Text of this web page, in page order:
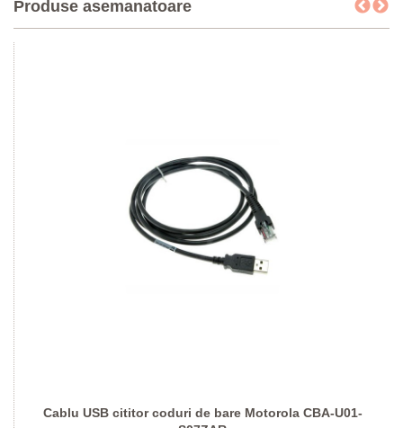
Produse asemanatoare
Cablu USB cititor coduri de bare Motorola CBA-U01-